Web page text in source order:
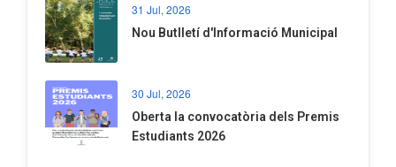
31 Jul, 2026
Nou Butlletí d'Informació Municipal
30 Jul, 2026
Oberta la convocatòria dels Premis
Estudiants 2026